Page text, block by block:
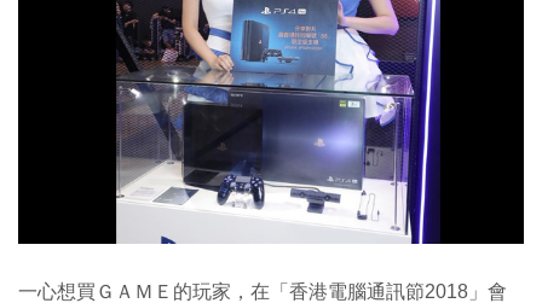
一心想買ＧＡＭＥ的玩家，在「香港電腦通訊節2018」會